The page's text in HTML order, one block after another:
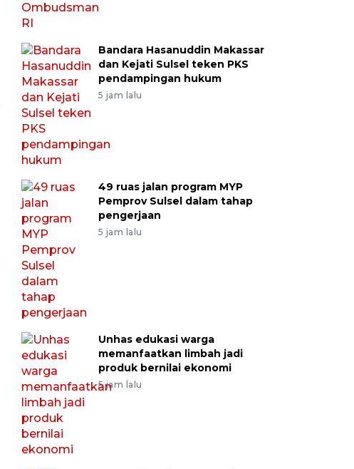
Bandara Hasanuddin Makassar
dan Kejati Sulsel teken PKS
pendampingan hukum
5 jam lalu
49 ruas jalan program MYP
Pemprov Sulsel dalam tahap
pengerjaan
5 jam lalu
Unhas edukasi warga
memanfaatkan limbah jadi
produk bernilai ekonomi
5 jam lalu